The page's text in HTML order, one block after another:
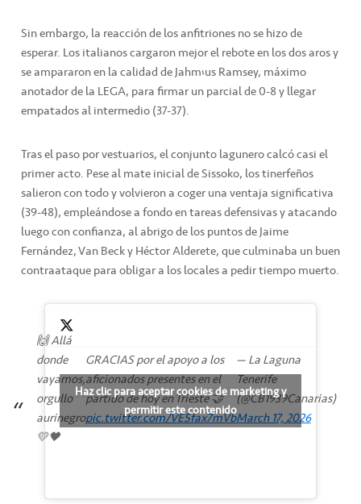
Sin embargo, la reacción de los anfitriones no se hizo de
esperar. Los italianos cargaron mejor el rebote en los dos aros y
se ampararon en la calidad de Jahm’us Ramsey, máximo
anotador de la LEGA, para firmar un parcial de 0-8 y llegar
empatados al intermedio (37-37).
Tras el paso por vestuarios, el conjunto lagunero calcó casi el
primer acto. Pese al mate inicial de Sissoko, los tinerfeños
salieron con todo y volvieron a coger una ventaja significativa
(39-48), empleándose a fondo en tareas defensivas y atacando
luego con confianza, al abrigo de los puntos de Jaime
Fernández, Van Beck y Héctor Alderete, que culminaba un buen
contraataque para obligar a los locales a pedir tiempo muerto.
🙌 Allá
donde
vayamos,
orgullo
aurinegro
💛🖤
GRACIAS por el apoyo a los
aficionados presentes en el
partido de hoy en Trieste 🤝
pic.twitter.com/VE5fax7mVb
— La Laguna
Tenerife
(@CB1939Canarias)
March 17, 2026
Haz clic para aceptar cookies de marketing y
permitir este contenido